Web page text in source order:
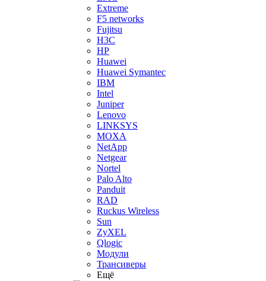
Extreme
F5 networks
Fujitsu
H3С
HP
Huawei
Huawei Symantec
IBM
Intel
Juniper
Lenovo
LINKSYS
MOXA
NetApp
Netgear
Nortel
Palo Alto
Panduit
RAD
Ruckus Wireless
Sun
ZyXEL
Qlogic
Модули
Трансиверы
Ещё